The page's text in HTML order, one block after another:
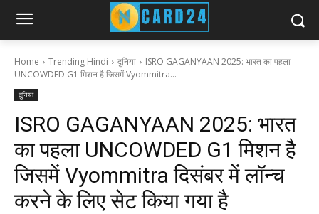
Home Trending Hindi दुनिया
ISRO GAGANYAAN 2025: भारत का पहला
UNCOWDED G1 मिशन है जिसमें Vyommitra...
दुनिया
ISRO GAGANYAAN 2025: भारत
का पहला UNCOWDED G1 मिशन है
जिसमें Vyommitra दिसंबर में लॉन्च
करने के लिए सेट किया गया है